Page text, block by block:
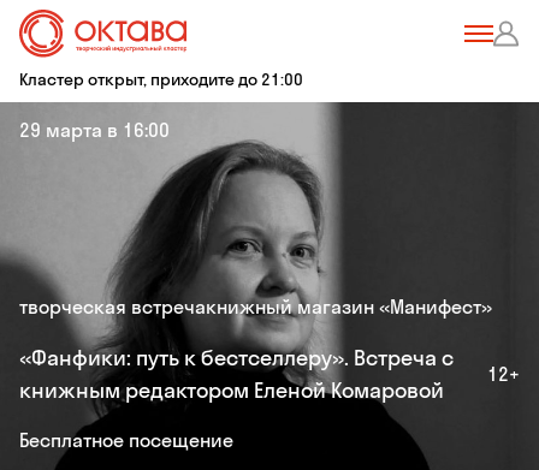
Кластер открыт, приходите до 21:00
29 марта в 16:00
творческая встречакнижный магазин «Манифест»
«Фанфики: путь к бестселлеру». Встреча с
книжным редактором Еленой Комаровой
12+
Бесплатное посещение